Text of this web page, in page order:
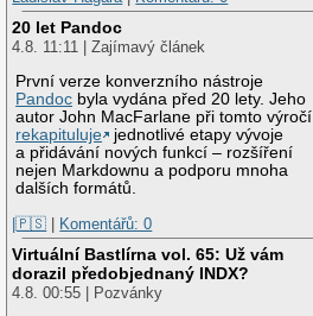
20 let Pandoc
4.8. 11:11 | Zajímavý článek
První verze konverzního nástroje
Pandoc byla vydána před 20 lety. Jeho
autor John MacFarlane při tomto výročí
rekapituluje
jednotlivé etapy vývoje
a přidávání nových funkcí – rozšíření
nejen Markdownu a podporu mnoha
dalších formátů.
|🇵🇸 | Komentářů: 0
Virtuální Bastlírna vol. 65: Už vám
dorazil předobjednaný INDX?
4.8. 00:55 | Pozvánky